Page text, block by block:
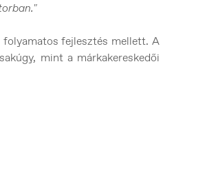
fejlesztés mellett. A
mint a márkakereskedői